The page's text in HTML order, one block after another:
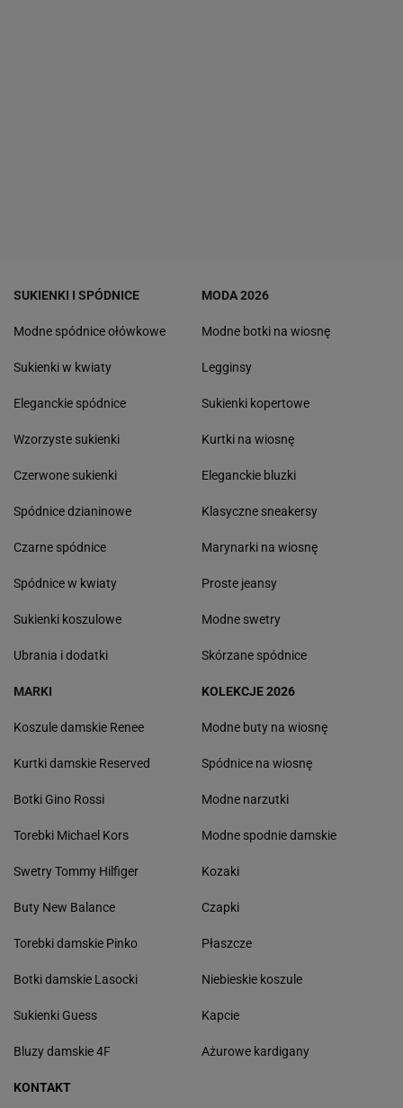
SUKIENKI I SPÓDNICE
Modne spódnice ołówkowe
Sukienki w kwiaty
Eleganckie spódnice
Wzorzyste sukienki
Czerwone sukienki
Spódnice dzianinowe
Czarne spódnice
Spódnice w kwiaty
Sukienki koszulowe
Ubrania i dodatki
MODA 2026
Modne botki na wiosnę
Legginsy
Sukienki kopertowe
Kurtki na wiosnę
Eleganckie bluzki
Klasyczne sneakersy
Marynarki na wiosnę
Proste jeansy
Modne swetry
Skórzane spódnice
MARKI
Koszule damskie Renee
Kurtki damskie Reserved
Botki Gino Rossi
Torebki Michael Kors
Swetry Tommy Hilfiger
Buty New Balance
Torebki damskie Pinko
Botki damskie Lasocki
Sukienki Guess
Bluzy damskie 4F
KOLEKCJE 2026
Modne buty na wiosnę
Spódnice na wiosnę
Modne narzutki
Modne spodnie damskie
Kozaki
Czapki
Płaszcze
Niebieskie koszule
Kapcie
Ażurowe kardigany
KONTAKT